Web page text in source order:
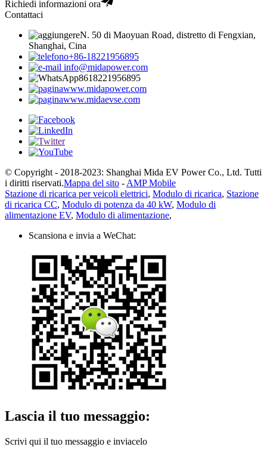
Richiedi informazioni ora
Contattaci
N. 50 di Maoyuan Road, distretto di Fengxian,
Shanghai, Cina
+86-18221956895
info@midapower.com
8618221956895
www.midapower.com
www.midaevse.com
© Copyright - 2018-2023: Shanghai Mida EV Power Co., Ltd. Tutti
i diritti riservati.Mappa del sito - AMP Mobile
Stazione di ricarica per veicoli elettrici, Modulo di ricarica, Stazione
di ricarica CC, Modulo di potenza da 40 kW, Modulo di
alimentazione EV, Modulo di alimentazione,
Scansiona e invia a WeChat:
Lascia il tuo messaggio:
Scrivi qui il tuo messaggio e inviacelo